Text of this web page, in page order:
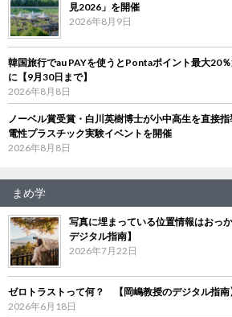
見2026」を開催
2026年8月9日
韓国旅行でau PAYを使うとPontaポイント最大20
に【9月30日まで】
2026年8月8日
ノーベル賞受賞・白川英樹博士が小中高生を直接
電性プラスチック実験イベントを開催
2026年8月8日
まめ学
写真に埋まっている位置情報はおっ
デジタル指南】
2026年7月22日
ゼロトラストって何？ 【岡嶋教授のデジタル指南
2026年6月18日